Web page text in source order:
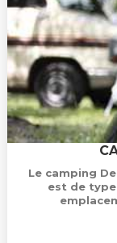
Le camping
est de